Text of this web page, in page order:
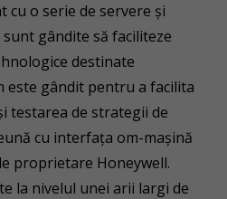
cu o serie de servere și
gândite să faciliteze
destinate
este gândit pentru a facilita
testarea de strategii de
cu interfața om-mașină
proprietare Honeywell.
la nivelul unei arii largi de